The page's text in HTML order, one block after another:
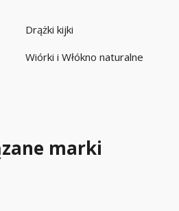
Drążki kijki
Wiórki i Włókno naturalne
marki